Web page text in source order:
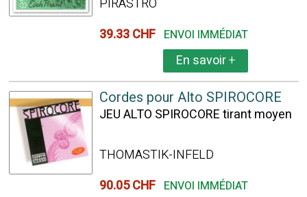
PIRASTRO
39.33 CHF ENVOI IMMÉDIAT
En savoir+
Cordes pour Alto SPIROCORE
JEU ALTO SPIROCORE tirant moyen
THOMASTIK-INFELD
90.05 CHF ENVOI IMMÉDIAT